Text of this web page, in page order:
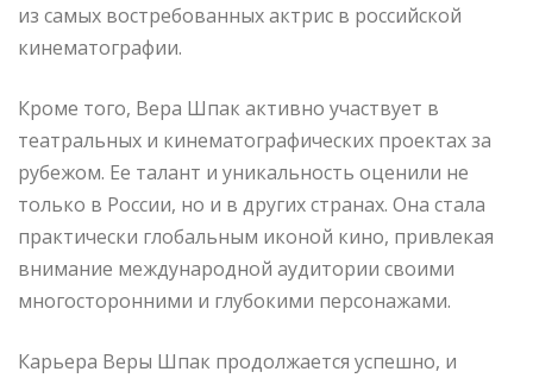
из самых востребованных актрис в российской
кинематографии.
Кроме того, Вера Шпак активно участвует в
театральных и кинематографических проектах за
рубежом. Ее талант и уникальность оценили не
только в России, но и в других странах. Она стала
практически глобальным иконой кино, привлекая
внимание международной аудитории своими
многосторонними и глубокими персонажами.
Карьера Веры Шпак продолжается успешно, и